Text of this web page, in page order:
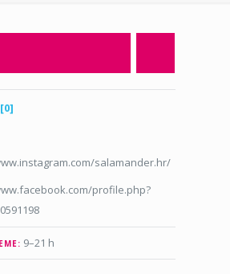
salamander.hr/
profile.php?
9–21 h